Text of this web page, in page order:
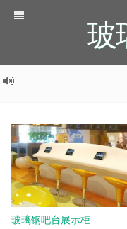
玻
玻璃钢吧台展示柜